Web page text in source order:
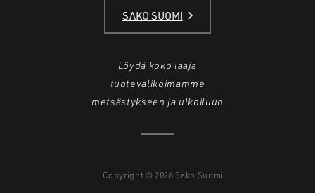
SAKO SUOMI
Löydä koko laaja
tuotevalikoimamme
metsästykseen ja ulkoiluun
Copyright © 2026 Sako Suomi